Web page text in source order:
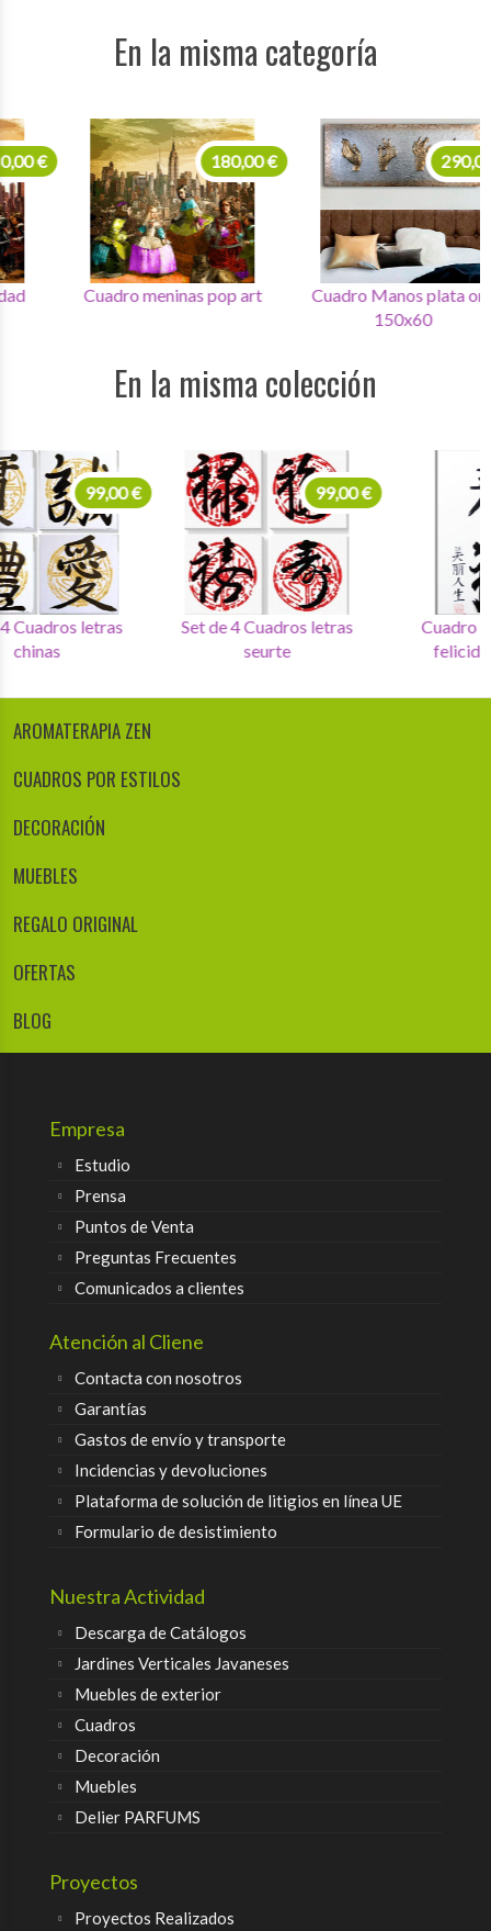
En la misma categoría
Cuadro meninas pop art
180,00 €
Cuadro Manos plata oro
290,00 €
En la misma colección
Set de 4 Cuadros letras
99,00 €
Set de 4 Cuadros letras
AROMATERAPIA ZEN
CUADROS POR ESTILOS
DECORACIÓN
MUEBLES
REGALO ORIGINAL
OFERTAS
BLOG
Empresa
Estudio
Prensa
Puntos de Venta
Preguntas Frecuentes
Comunicados a clientes
Atención al Cliene
Contacta con nosotros
Garantías
Gastos de envío y transporte
Incidencias y devoluciones
Plataforma de solución de litigios en línea UE
Formulario de desistimiento
Nuestra Actividad
Descarga de Catálogos
Jardines Verticales Javaneses
Muebles de exterior
Cuadros
Decoración
Muebles
Delier PARFUMS
Proyectos
Proyectos Realizados